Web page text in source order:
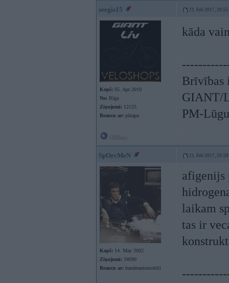
sergis15 21. Feb 2017, 20:55
Kopš: 05. Apr 2010
No: Rīga
Ziņojumi: 12125
Braucu ar: pikapu
kāda
Brīvības
GIANT/
PM-
SpOrcMeN 21. Feb 2017, 20:59
Kopš: 14. May 2002
Ziņojumi: 34090
Braucu ar: banderautomobili
afigenijs
laikam
tas ir